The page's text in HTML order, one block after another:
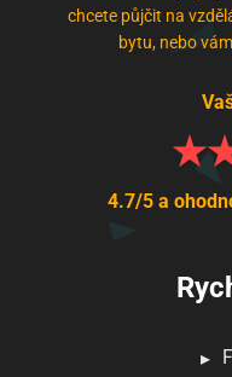
chcete půjčit na
bytu, nebo
4.7/5 a